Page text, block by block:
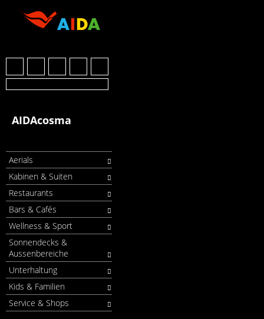
AIDAcosma
Aerials
Kabinen & Suiten
Restaurants
Bars & Cafés
Wellness & Sport
Sonnendecks &
Aussenbereiche
Unterhaltung
Kids & Familien
Service & Shops